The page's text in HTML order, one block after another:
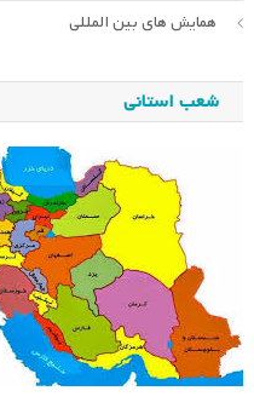
همایش های بین المللی
شعب استانی